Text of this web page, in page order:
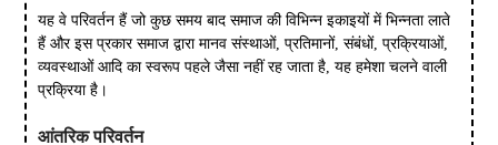
यह वे परिवर्तन हैं जो कुछ समय बाद समाज की विभिन्न इकाइयों में भिन्नता लाते
हैं और इस प्रकार समाज द्वारा मानव संस्थाओं, प्रतिमानों, संबंधों, प्रक्रियाओं,
व्यवस्थाओं आदि का स्वरूप पहले जैसा नहीं रह जाता है, यह हमेशा चलने वाली
प्रक्रिया है।
आंतरिक परिवर्तन